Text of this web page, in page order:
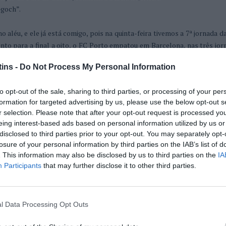
- Do Not Process My Personal Information
opt-out of the sale, sharing to third parties, or processing of your
for targeted advertising by us, please use the below opt-out
selection. Please note that after your opt-out request is processed
interest-based ads based on personal information utilized by us
to third parties prior to your opt-out. You may separately
of your personal information by third parties on the IAB’s list of
This information may also be disclosed by us to third parties on the
Participants that may further disclose it to other third parties.
Data Processing Opt Outs
aléu, e ele já está comigo, pois na quinta-feira tivemos a 7ª jornada
para a final a oito, o FC Porto empatou em Barcelona, nas três
se juntar aos minhotos, na série B o Benfica ganhou em Oliveira de
precisa de um pequeno milagre para seguir em frente.
à fase final”, confirmou o AMAGADINHO.
vez de falarmos de alguns jogos que se vão realizar no fim de
campeonatos?”.
os quatro.
acertar no vencedor ou no empate, ganha 2 pontos, se acertar no
uma das equipas, contabiliza 1 ponto, sendo que eu fico
que se realizem no sábado e no domingo”.
2+1 pontos, certo?”, questionou o PIPOCA.
palpites para a nossa 1ª jornada da Liga do Avô”, ri-me eu.
voltaram à conversa.